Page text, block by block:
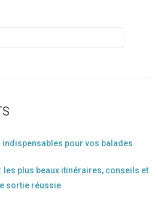
pour vos balades
les plus beaux itinéraires, conseils et
sortie réussie